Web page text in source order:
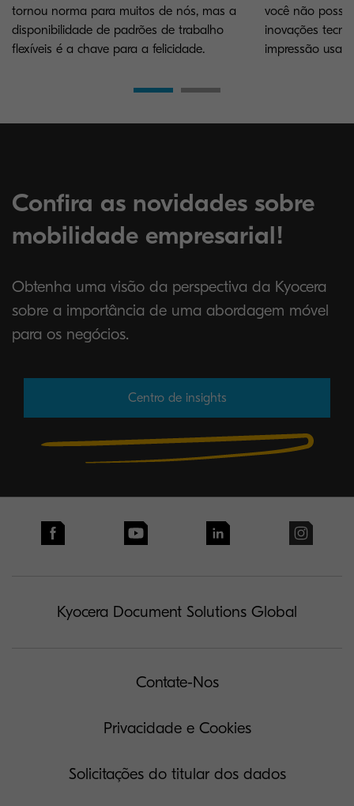
tornou norma para muitos de nós, mas a
disponibilidade de padrões de trabalho
flexíveis é a chave para a felicidade.
você não
inovações
impressão
Confira as novidades sobre
mobilidade empresarial!
Obtenha uma visão da perspectiva da Kyocera
sobre a importância de uma abordagem móvel
para os negócios.
Centro de insights
Kyocera Document Solutions Global
Contate-Nos
Privacidade e Cookies
Solicitações do titular dos dados